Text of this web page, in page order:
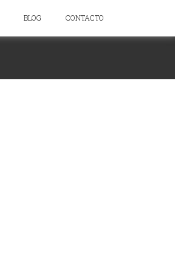
BLOG CONTACTO